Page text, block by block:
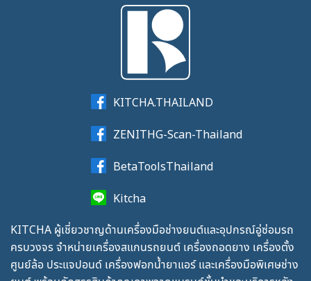
KITCHA.THAILAND
ZENITHG-Scan-Thailand
BetaToolsThailand
Kitcha
KITCHA ผู้เชี่ยวชาญด้านเครื่องมือช่างยนต์และอุปกรณ์อู่ซ่อมรถ
ครบวงจร จำหน่ายเครื่องสแกนรถยนต์ เครื่องถอดยาง เครื่องตั้ง
ศูนย์ล้อ ประแจปอนด์ เครื่องฟอกน้ำยาแอร์ และเครื่องมือพิเศษช่าง